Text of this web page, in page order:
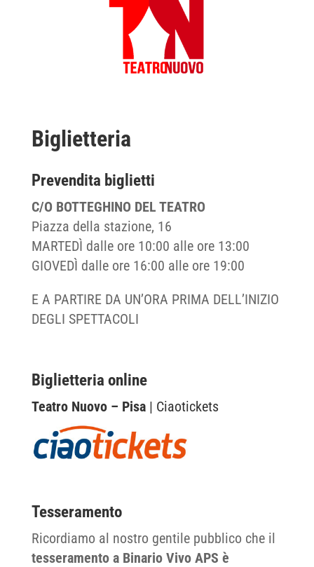
Biglietteria
Prevendita biglietti
C/O BOTTEGHINO DEL TEATRO
Piazza della stazione, 16
MARTEDÌ dalle ore 10:00 alle ore 13:00
GIOVEDÌ dalle ore 16:00 alle ore 19:00
E A PARTIRE DA UN’ORA PRIMA DELL’INIZIO
DEGLI SPETTACOLI
Biglietteria online
Teatro Nuovo – Pisa| Ciaotickets
Tesseramento
Ricordiamo al nostro gentile pubblico che il
tesseramento a Binario Vivo APS è